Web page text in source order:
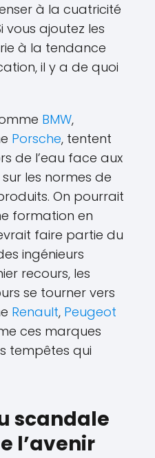
à la cuatricité
vous ajoutez les
à la tendance
il y a de quoi
BMW,
Porsche, tentent
de l’eau face aux
les normes de
On pourrait
formation en
faire partie du
ingénieurs
recours, les
se tourner vers
Renault, Peugeot
ces marques
tempêtes qui
scandale
l’avenir